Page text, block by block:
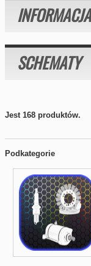
INFORMACJA
SCHEMATY
Jest 168 produktów.
Podkategorie